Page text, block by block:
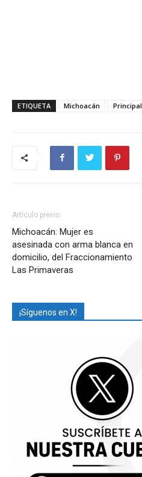
ETIQUETA Michoacán Principal
Artículo previo
Michoacán: Mujer es
asesinada con arma blanca en
domicilio, del Fraccionamiento
Las Primaveras
¡Síguenos en X!